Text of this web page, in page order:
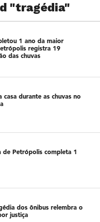
"tragédia"
1 ano da maior
registra 19
das chuvas
casa durante as chuvas no
de Petrópolis completa 1
dos ônibus relembra o
justiça